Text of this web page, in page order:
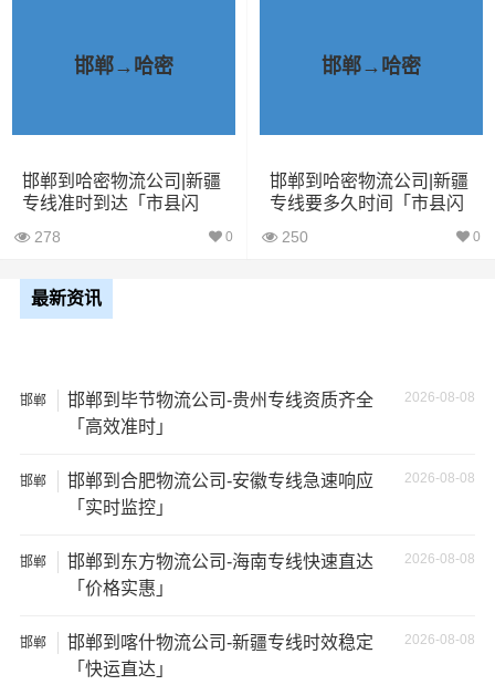
3、服务质量差：不靠谱的物流公司可能会提供劣质的服
务，例如不及时回复客户咨询、不提供准确的物流信息
4、安全风险：不靠谱的物流公司可能会存在安全风险，例
5、经济损失：如果你的包裹在运输过程中丢失或损坏，你
可能需要支付额外的费用来修复或替换物品，导致经济损
邯郸→哈密
邯郸到哈密物流公司|新疆
专线准时到达「市县闪
278 0
邯郸→哈密
邯郸到哈密物流公司|新疆
专线要多久时间「市县闪
250 0
最新资讯
邯郸 2026-08-08
邯郸到毕节物流公司-贵州专线资质齐全
「高效准时」
邯郸 2026-08-08
邯郸到合肥物流公司-安徽专线急速响应
「实时监控」
邯郸 2026-08-08
邯郸到东方物流公司-海南专线快速直达
「价格实惠」
邯郸 2026-08-08
邯郸到喀什物流公司-新疆专线时效稳定
「快运直达」